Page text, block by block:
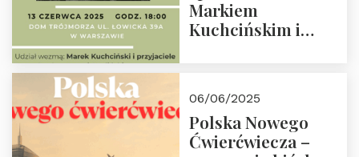
Markiem
Kuchcińskim i
18:00
06/06/2025
Polska Nowego
Ćwierćwiecza –